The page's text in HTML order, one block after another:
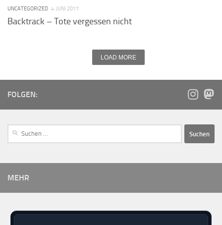
UNCATEGORIZED 4. JUNI 2017
Backtrack – Tote vergessen nicht
LOAD MORE
FOLGEN:
MEHR